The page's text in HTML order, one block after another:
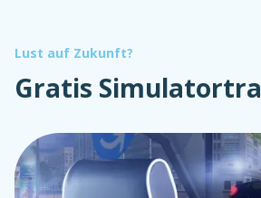
Lust auf Zukunft?
Gratis